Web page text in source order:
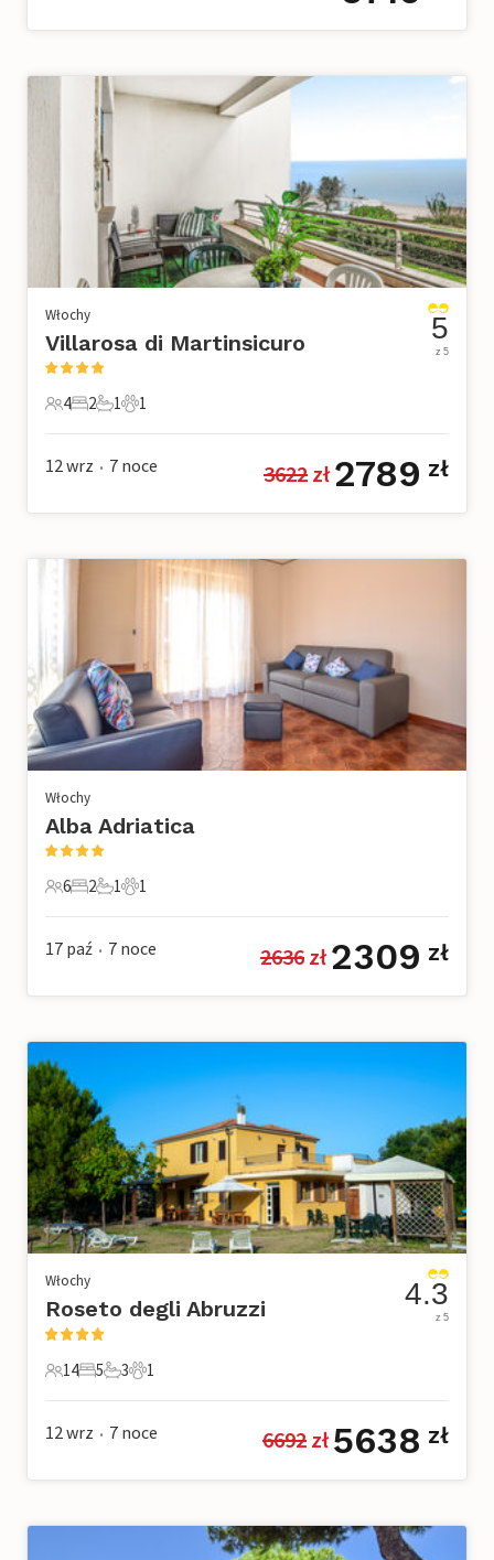
Włochy
Villarosa di Martinsicuro
4 Goście
4
2 Sypialnie
2
1 Łazienka
1
1 Zwierzę domowe
1
5
z 5
12 wrz • 7 noce 3622 zł 2789 zł
Włochy
Alba Adriatica
6 Goście
6
2 Sypialnie
2
1 Łazienka
1
1 Zwierzę domowe
1
17 paź • 7 noce 2636 zł 2309 zł
Włochy
Roseto degli Abruzzi
14 Goście
14
5 Sypialnie
5
3 Łazienki
3
1 Zwierzę domowe
1
4.3
z 5
12 wrz • 7 noce 6692 zł 5638 zł